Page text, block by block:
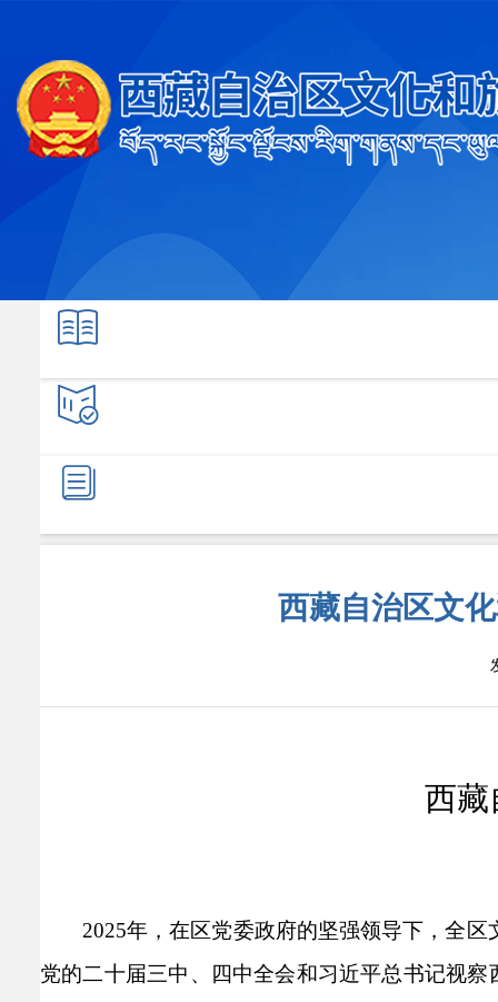
西藏自治区文
西藏
2025年，在区党委政府的坚强领导下，全
党的二十届三中、四中全会和习近平总书记视